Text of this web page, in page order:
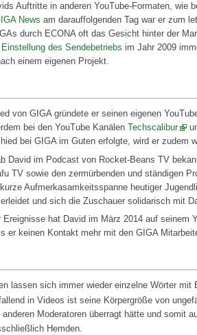
Auftritte in anderen YouTube-Formaten,
News am darauffolgenden Tag war er zum
durch ECONA oft das Gesicht hinter der
Einstellung des Sendebetriebs im Jahr 2009
einem eigenen Projekt.
von GIGA gründete er seinen eigenen
bei den YouTube Kanälen Techscalibur
bei GIGA im Guten erfolgte, wird er zudem
David im Podcast von Rocket-Beans TV
TV sowie den zermürbenden und ständigen
Aufmerkasamkeitsspanne heutiger
und sich die Zuschauer solidarisch mit
Ereignisse hat David im März 2014 auf
er keinen Kontakt mehr mit den GIGA
lassen sich immer wieder einzelne Wörter mit
in Videos ist seine Körpergröße von
Moderatoren überragt hätte und somit
Hemden.